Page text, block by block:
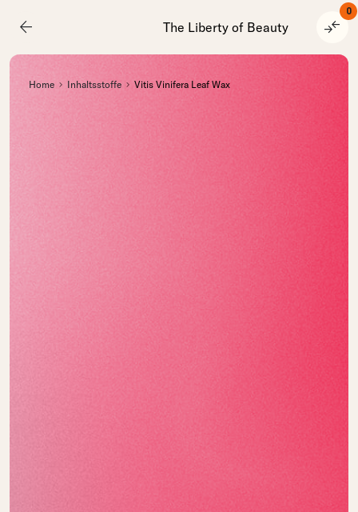
arrow_back The Liberty of Beauty compare_arrows
0
Home Inhaltsstoffe Vitis Vinifera Leaf Wax